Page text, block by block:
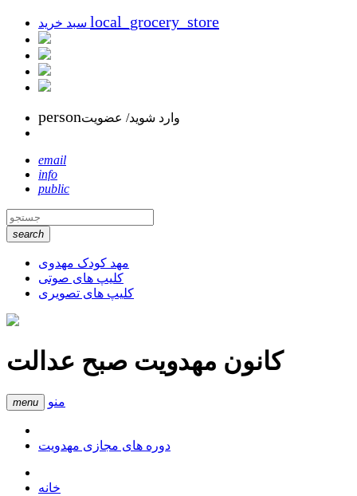
local_grocery_store
personوارد شوید/ عضویت
email
info
public
search
مهد کودک مهدوی
کلیپ های صوتی
کلیپ های تصویری
کانون مهدویت صبح عدالت
menu منو
دوره های مجازی مهدویت
خانه